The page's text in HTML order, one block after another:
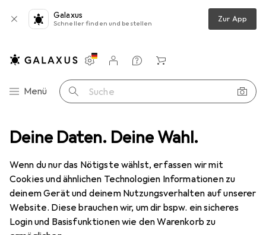
Deine Daten. Deine Wahl.
Wenn du nur das Nötigste wählst, erfassen wir mit
Cookies und ähnlichen Technologien Informationen zu
deinem Gerät und deinem Nutzungsverhalten auf unserer
Website. Diese brauchen wir, um dir bspw. ein sicheres
Login und Basisfunktionen wie den Warenkorb zu
Galaxus
Schneller finden und bestellen Zur App
Navigation nach Kategorien
Menü Suche
Einstellungen
Kundenkonto
Vergleichslisten
Merklisten
Warenkorb
Spielzeug Verkleidung + Party
Farbige Linsen
Produkte Forum